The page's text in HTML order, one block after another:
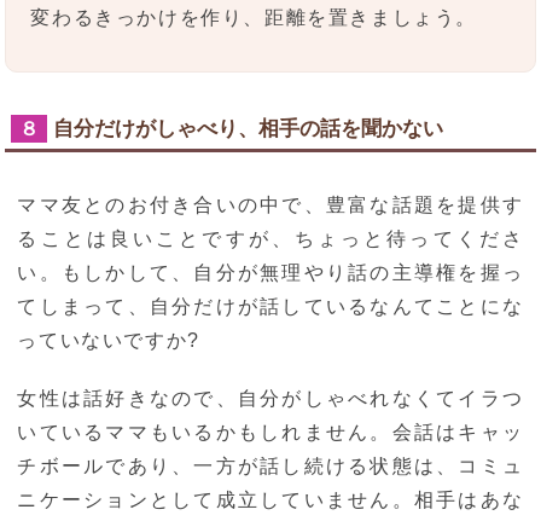
変わるきっかけを作り、距離を置きましょう。
８ 自分だけがしゃべり、相手の話を聞かない
ママ友とのお付き合いの中で、豊富な話題を提供す
ることは良いことですが、ちょっと待ってくださ
い。もしかして、自分が無理やり話の主導権を握っ
てしまって、自分だけが話しているなんてことにな
っていないですか?
女性は話好きなので、自分がしゃべれなくてイラつ
いているママもいるかもしれません。会話はキャッ
チボールであり、一方が話し続ける状態は、コミュ
ニケーションとして成立していません。相手はあな